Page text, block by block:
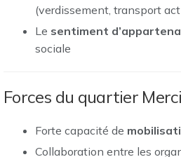
(verdissement, transport
Le sentiment
sociale
Forces du quartier
Forte capacité de
Collaboration entre les